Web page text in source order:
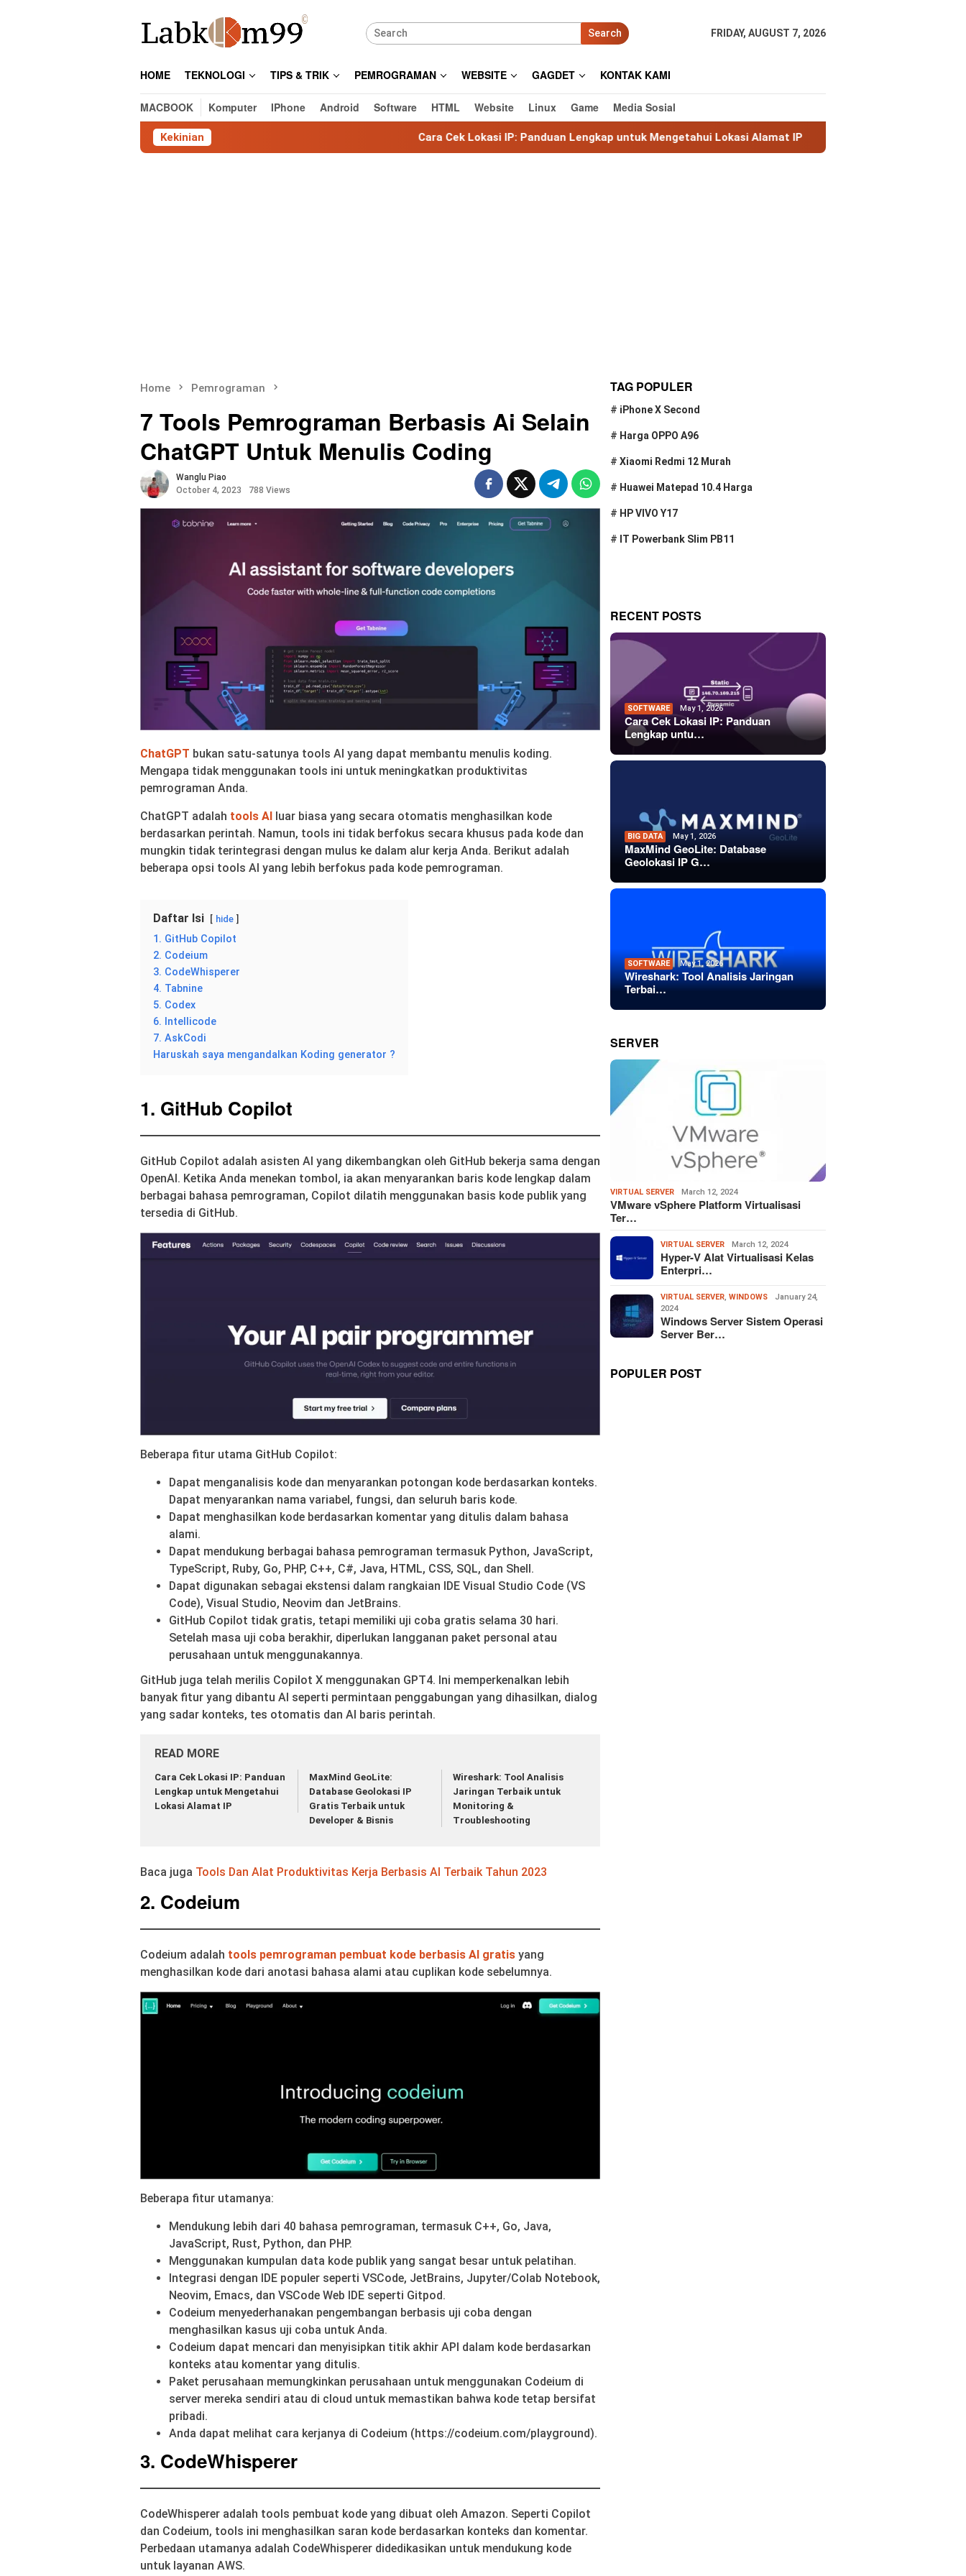
Search FRIDAY, AUGUST 7, 2026
HOME TEKNOLOGI TIPS & TRIK PEMROGRAMAN WEBSITE GAGDET KONTAK KAMI
MACBOOK Komputer IPhone Android Software HTML Website Linux Game Media Sosial
Kekinian Cara Cek Lokasi IP: Panduan Lengkap untuk Mengetahui Lokasi Alamat IP MaxMind GeoLite: Database
Home Pemrograman
7 Tools Pemrograman Berbasis Ai Selain
ChatGPT Untuk Menulis Coding
Wanglu Piao
October 4, 2023
788 Views
ChatGPT bukan satu-satunya tools AI yang dapat membantu menulis koding.
Mengapa tidak menggunakan tools ini untuk meningkatkan produktivitas
pemrograman Anda.
ChatGPT adalah tools AI luar biasa yang secara otomatis menghasilkan kode
berdasarkan perintah. Namun, tools ini tidak berfokus secara khusus pada kode dan
mungkin tidak terintegrasi dengan mulus ke dalam alur kerja Anda. Berikut adalah
beberapa opsi tools AI yang lebih berfokus pada kode pemrograman.
Daftar Isi hide
1. GitHub Copilot
2. Codeium
3. CodeWhisperer
4. Tabnine
5. Codex
6. Intellicode
7. AskCodi
Haruskah saya mengandalkan Koding generator ?
1. GitHub Copilot
GitHub Copilot adalah asisten AI yang dikembangkan oleh GitHub bekerja sama dengan
OpenAI. Ketika Anda menekan tombol, ia akan menyarankan baris kode lengkap dalam
berbagai bahasa pemrograman, Copilot dilatih menggunakan basis kode publik yang
tersedia di GitHub.
Beberapa fitur utama GitHub Copilot:
Dapat menganalisis kode dan menyarankan potongan kode berdasarkan konteks.
Dapat menyarankan nama variabel, fungsi, dan seluruh baris kode.
Dapat menghasilkan kode berdasarkan komentar yang ditulis dalam bahasa
alami.
Dapat mendukung berbagai bahasa pemrograman termasuk Python, JavaScript,
TypeScript, Ruby, Go, PHP, C++, C#, Java, HTML, CSS, SQL, dan Shell.
Dapat digunakan sebagai ekstensi dalam rangkaian IDE Visual Studio Code (VS
Code), Visual Studio, Neovim dan JetBrains.
GitHub Copilot tidak gratis, tetapi memiliki uji coba gratis selama 30 hari.
Setelah masa uji coba berakhir, diperlukan langganan paket personal atau
perusahaan untuk menggunakannya.
GitHub juga telah merilis Copilot X menggunakan GPT4. Ini memperkenalkan lebih
banyak fitur yang dibantu AI seperti permintaan penggabungan yang dihasilkan, dialog
yang sadar konteks, tes otomatis dan AI baris perintah.
READ MORE
Cara Cek Lokasi IP: Panduan
Lengkap untuk Mengetahui
Lokasi Alamat IP
MaxMind GeoLite:
Database Geolokasi IP
Gratis Terbaik untuk
Developer & Bisnis
Wireshark: Tool Analisis
Jaringan Terbaik untuk
Monitoring &
Troubleshooting
Baca juga Tools Dan Alat Produktivitas Kerja Berbasis AI Terbaik Tahun 2023
2. Codeium
Codeium adalah tools pemrograman pembuat kode berbasis AI gratis yang
menghasilkan kode dari anotasi bahasa alami atau cuplikan kode sebelumnya.
Beberapa fitur utamanya:
Mendukung lebih dari 40 bahasa pemrograman, termasuk C++, Go, Java,
JavaScript, Rust, Python, dan PHP.
Menggunakan kumpulan data kode publik yang sangat besar untuk pelatihan.
Integrasi dengan IDE populer seperti VSCode, JetBrains, Jupyter/Colab Notebook,
Neovim, Emacs, dan VSCode Web IDE seperti Gitpod.
Codeium menyederhanakan pengembangan berbasis uji coba dengan
menghasilkan kasus uji coba untuk Anda.
Codeium dapat mencari dan menyisipkan titik akhir API dalam kode berdasarkan
konteks atau komentar yang ditulis.
Paket perusahaan memungkinkan perusahaan untuk menggunakan Codeium di
server mereka sendiri atau di cloud untuk memastikan bahwa kode tetap bersifat
pribadi.
Anda dapat melihat cara kerjanya di Codeium (https://codeium.com/playground).
3. CodeWhisperer
CodeWhisperer adalah tools pembuat kode yang dibuat oleh Amazon. Seperti Copilot
dan Codeium, tools ini menghasilkan saran kode berdasarkan konteks dan komentar.
Perbedaan utamanya adalah CodeWhisperer didedikasikan untuk mendukung kode
untuk layanan AWS.
TAG POPULER
# iPhone X Second
# Harga OPPO A96
#Xiaomi Redmi 12 Murah
# Huawei Matepad 10.4 Harga
# HP VIVO Y17
# IT Powerbank Slim PB11
RECENT POSTS
SOFTWARE May 1, 2026
Cara Cek Lokasi IP: Panduan
Lengkap untu…
BIG DATA May 1, 2026
MaxMind GeoLite: Database
Geolokasi IP G…
SOFTWARE May 1, 2026
Wireshark: Tool Analisis Jaringan
Terbai…
SERVER
VIRTUAL SERVER March 12, 2024
VMware vSphere Platform Virtualisasi
Ter…
VIRTUAL SERVER March 12, 2024
Hyper-V Alat Virtualisasi Kelas
Enterpri…
VIRTUAL SERVER,WINDOWS
January 24,
2024
Windows Server Sistem Operasi
Server Ber…
POPULER POST